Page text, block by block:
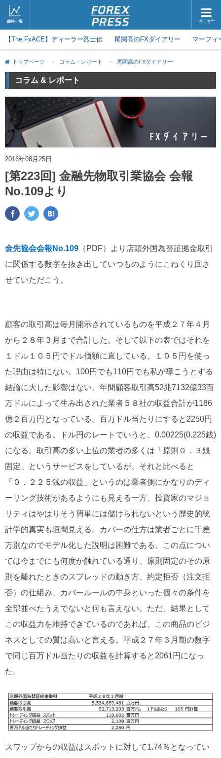
価格一覧 メニュー
ホーム ニュース
取引会社 マーケット
コラム・レポート
ツイッター 動画
【The FxACE】ディーラー烈士伝 尾関高のFXダイアリー マーフィ
トップページ > コラム・レポート > 尾関高のFXダイアリー
コラム & レポート
2016年08月25日
[第223回] 金融先物取引業協会 会報
No.109より
金先協会会報No.109 （PDF）より店頭外国為替証拠金取引
に関係する数字を抜き出していつものようにこねくり回さ
せていただこう。
顧客の取引高は毎月開示されているものを平成２７年４月
から２８年３月まで合計した。そして以下の表ではそれを
１ドル１０５円でドル価額に直している。１０５円を使っ
た理由は特にない。100円でも110円でも私が導こうとする
結論に大した影響はない。年間顧客取引高52兆7132億33百
万ドルによって生み出された業者５８社の収益合計が1186
億２百万円となっている。百万ドル当たりにすると2250円
の収益である。ドル円のレートでいうと、0.00225(0.225銭)
になる。取引高の多い上位の業者の多くは「原則０．３銭
固定」というサービスをしているが、それと比べると
「０．２２５銭の収益」というのは業者側にかなりのディ
ーリング技術があるようにも見える一方、投資家のマジョ
リティはやはりそう簡単には儲けられないという歴史的統
計学的真実も垣間見える。カバーの仕方は業者ごとに千差
万別なのでモデル化した説明は困難である。この点につい
ては今までにも何度か触れている通り、原則固定のその原
則を離れたときのスプレッドの動き方、約定拒否（注文拒
否）の仕組み、カバールールの中身といった個々の条件を
全部並べたうえでないと何も言えない。ただ、結果として
この収益力を維持できているのであれば、この商品のビジ
ネスとしての質は高いと言える。平成２７年３月期の数字
で同じ百万ドル当たりの収益を計算すると2061円になっ
た。
スワップからの収益はスポットに対して1.74％となってい